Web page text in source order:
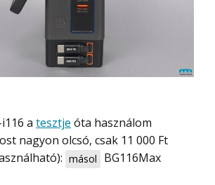
i116 a tesztje óta használom
nagyon olcsó, csak 11 000 Ft
másol BG116Max